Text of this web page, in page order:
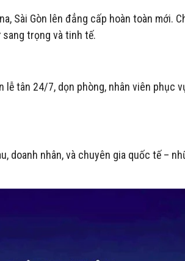
Sài Gòn lên đẳng cấp hoàn toàn mới.
trọng và tinh tế.
tân 24/7, dọn phòng, nhân viên phục
doanh nhân, và chuyên gia quốc tế –